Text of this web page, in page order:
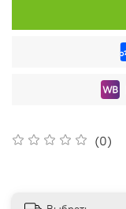
(0)